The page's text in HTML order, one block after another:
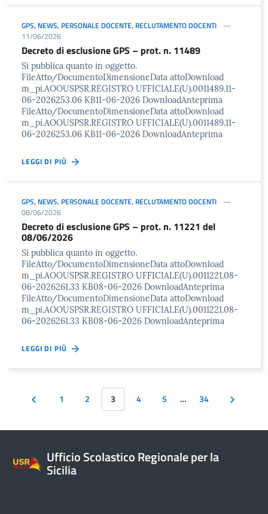
GPS, NEWS, PERSONALE DOCENTE, RECLUTAMENTO DOCENTI
11/06/2026
Decreto di esclusione GPS – prot. n. 11489
Si pubblica quanto in oggetto.
FileAtto/DocumentoDimensioneData attoDownload
m_pi.AOOUSPSR.REGISTRO UFFICIALE(U).0011489.11-
06-2026253.06 KB11-06-2026 DownloadAnteprima
FileAtto/DocumentoDimensioneData attoDownload
m_pi.AOOUSPSR.REGISTRO UFFICIALE(U).0011489.11-
06-2026253.06 KB11-06-2026 DownloadAnteprima
LEGGI DI PIÙ
GPS, NEWS, PERSONALE DOCENTE, RECLUTAMENTO DOCENTI
08/06/2026
Decreto di esclusione GPS – prot. n. 11221 del
08/06/2026
Si pubblica quanto in oggetto.
FileAtto/DocumentoDimensioneData attoDownload
m_pi.AOOUSPSR.REGISTRO UFFICIALE(U).0011221.08-
06-2026261.33 KB08-06-2026 DownloadAnteprima
FileAtto/DocumentoDimensioneData attoDownload
m_pi.AOOUSPSR.REGISTRO UFFICIALE(U).0011221.08-
06-2026261.33 KB08-06-2026 DownloadAnteprima
LEGGI DI PIÙ
1 2 3 4 5 … 34
Ufficio Scolastico Regionale per la
Sicilia